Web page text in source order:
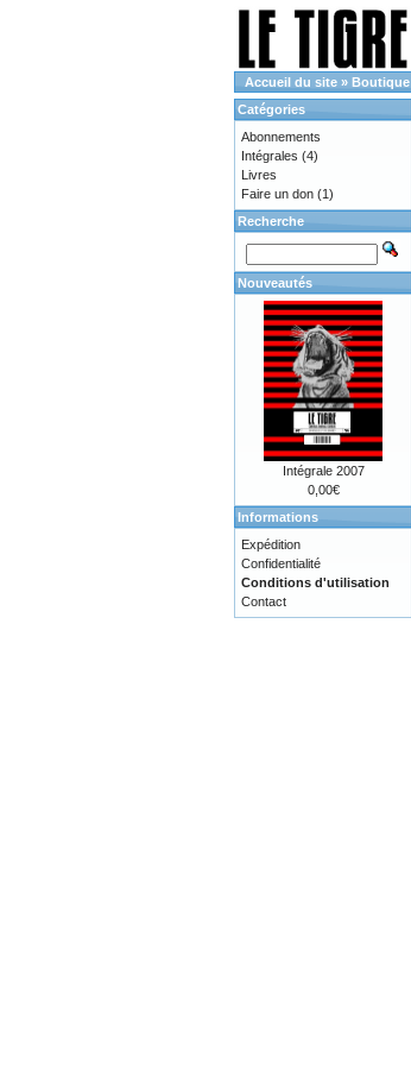
Accueil du site » Boutique
Catégories
Abonnements
Intégrales (4)
Livres
Faire un don (1)
Recherche
Nouveautés
Intégrale 2007
0,00€
Informations
Expédition
Confidentialité
Conditions d'utilisation
Contact